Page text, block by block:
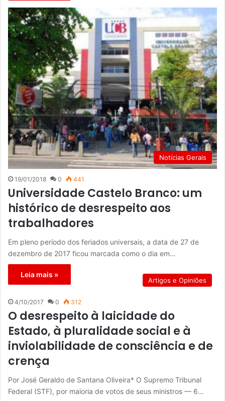
Notícias Gerais
19/01/2018 0 441
Universidade Castelo Branco: um
histórico de desrespeito aos
trabalhadores
Em pleno período dos feriados universais, a data de 27 de
dezembro de 2017 ficou marcada como o dia em…
Leia mais »
Artigos e Opiniões
4/10/2017 0 312
O desrespeito à laicidade do
Estado, à pluralidade social e à
inviolabilidade de consciência e de
crença
Por José Geraldo de Santana Oliveira* O Supremo Tribunal
Federal (STF), por maioria de votos de seus ministros — 6…